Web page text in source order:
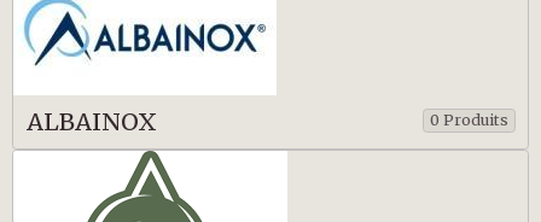
ALBAINOX 0 Produits